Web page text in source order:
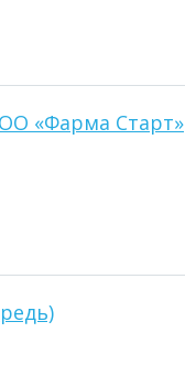
«Фарма Старт»